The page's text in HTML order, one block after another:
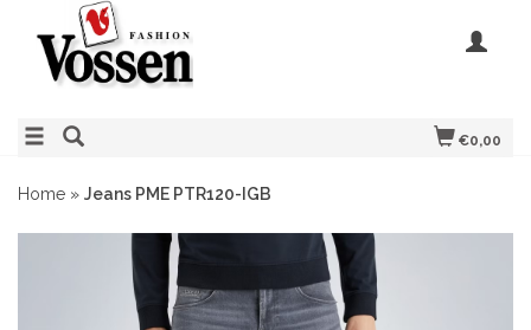
€0,00
Home » Jeans PME PTR120-IGB